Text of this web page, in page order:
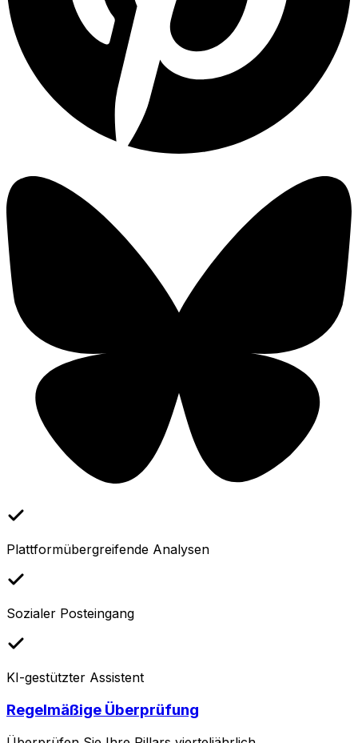
Plattformübergreifende Analysen
Sozialer Posteingang
KI-gestützter Assistent
Regelmäßige Überprüfung